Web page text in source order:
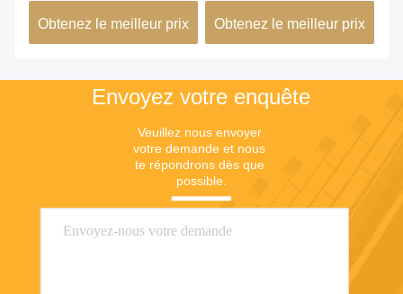
Obtenez le meilleur prix Obtenez le meilleur prix
Envoyez votre enquête
Veuillez nous envoyer
votre demande et nous
te répondrons dès que
possible.